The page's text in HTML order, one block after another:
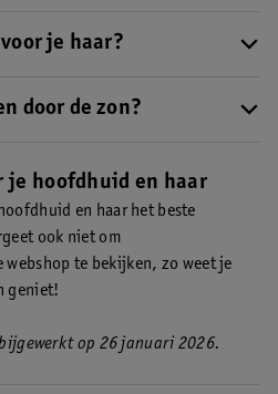
of gebruik een speciale
je haar?
dan droog en de glans verdwijnt.
is een betere optie.
door de zon?
kunnen gaan pluizen. Je kunt
haarpunten en haren die
je hoofdhuid en haar
en haar het beste
ook niet om
webshop te bekijken, zo weet je
geniet!
op 26 januari 2026.